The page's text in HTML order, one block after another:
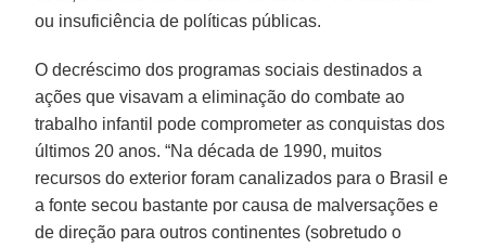
ou insuficiência de políticas públicas.
O decréscimo dos programas sociais destinados a
ações que visavam a eliminação do combate ao
trabalho infantil pode comprometer as conquistas dos
últimos 20 anos. “Na década de 1990, muitos
recursos do exterior foram canalizados para o Brasil e
a fonte secou bastante por causa de malversações e
de direção para outros continentes (sobretudo o